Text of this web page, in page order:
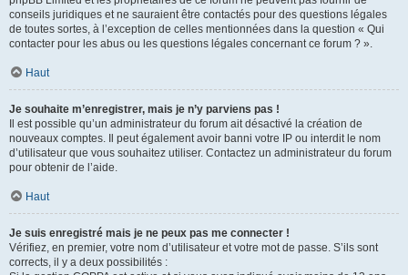
conseils juridiques et ne sauraient être contactés pour des questions légales
de toutes sortes, à l’exception de celles mentionnées dans la question « Qui
contacter pour les abus ou les questions légales concernant ce forum ? ».
Haut
Je souhaite m’enregistrer, mais je n’y parviens pas !
Il est possible qu’un administrateur du forum ait désactivé la création de
nouveaux comptes. Il peut également avoir banni votre IP ou interdit le nom
d’utilisateur que vous souhaitez utiliser. Contactez un administrateur du forum
pour obtenir de l’aide.
Haut
Je suis enregistré mais je ne peux pas me connecter !
Vérifiez, en premier, votre nom d’utilisateur et votre mot de passe. S’ils sont
corrects, il y a deux possibilités :